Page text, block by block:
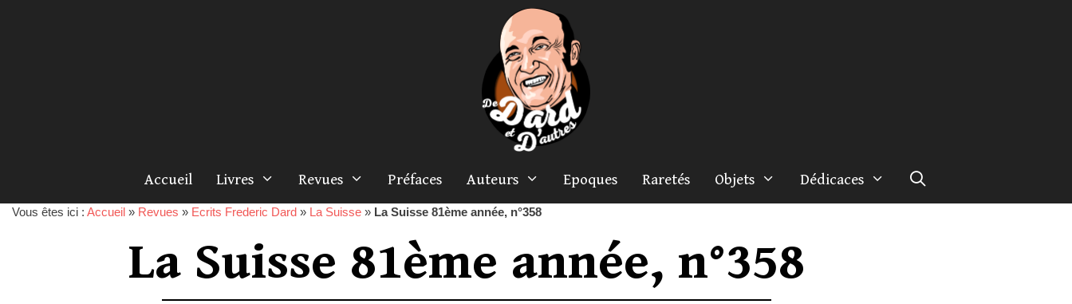
Accueil Livres Revues Préfaces Auteurs Epoques Raretés Objets Dédicaces
Vous êtes ici : Accueil » Revues » Ecrits Frederic Dard » La Suisse » La Suisse 81ème année, n°358
La Suisse 81ème année, n°358